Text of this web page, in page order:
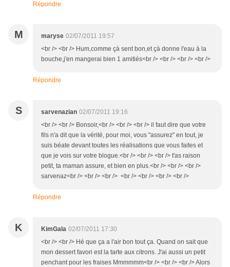
Répondre
M maryse 02/07/2011 19:57
<br /> <br /> Hum,comme çà sent bon,et çà donne l'eau à la
bouche,j'en mangerai bien 1 amitiés<br /> <br /> <br /> <br />
Répondre
S sarvenazian 02/07/2011 19:16
<br /> <br /> Bonsoir,<br /> <br /> <br /> il faut dire que votre
fils n'a dit que la vérité, pour moi, vous "assurez" en tout, je
suis béate devant toutes les réalisations que vous faites et
que je vois sur votre blogue.<br /> <br /> <br /> t'as raison
petit, ta maman assure, et bien en plus.<br /> <br /> <br />
sarvenaz<br /> <br /> <br /> <br /> <br /> <br /> <br />
Répondre
K KimGala 02/07/2011 17:30
<br /> <br /> Hé que ça a l'air bon tout ça. Quand on sait que
mon dessert favori est la tarte aux citrons. J'ai aussi un petit
penchant pour les fraises Mmmmmm<br /> <br /> <br /> Alors